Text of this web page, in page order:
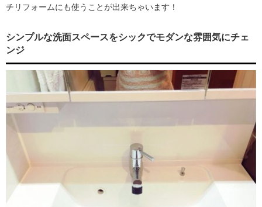
チリフォームにも使うことが出来ちゃいます！
シンプルな洗面スペースをシックでモダンな雰囲気にチェ
ンジ